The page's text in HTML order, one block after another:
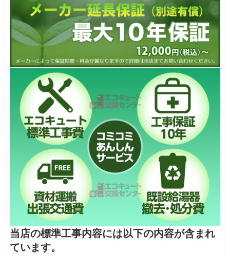
当店の標準工事内容には以下の内容が含まれ
ています。